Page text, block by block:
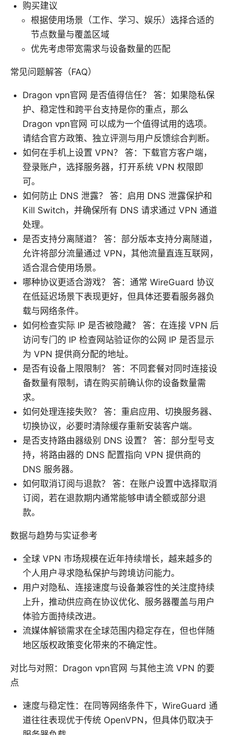
购买建议
根据使用场景（工作、学习、娱乐）选择合适的
节点数量与覆盖区域
优先考虑带宽需求与设备数量的匹配
常见问题解答（FAQ）
Dragon vpn官网 是否值得信任？ 答：如果隐私保
护、稳定性和跨平台支持是你的重点，那么
Dragon vpn官网 可以成为一个值得试用的选项。
请结合官方政策、独立评测与用户反馈综合判断。
如何在手机上设置 VPN？ 答：下载官方客户端，
登录账户，选择服务器，打开系统 VPN 权限即
可。
如何防止 DNS 泄露？ 答：启用 DNS 泄露保护和
Kill Switch，并确保所有 DNS 请求通过 VPN 通道
处理。
是否支持分离隧道？ 答：部分版本支持分离隧道，
允许将部分流量通过 VPN，其他流量直连互联网，
适合混合使用场景。
哪种协议更适合游戏？ 答：通常 WireGuard 协议
在低延迟场景下表现更好，但具体还要看服务器负
载与网络条件。
如何检查实际 IP 是否被隐藏？ 答：在连接 VPN 后
访问专门的 IP 检查网站验证你的公网 IP 是否显示
为 VPN 提供商分配的地址。
是否有设备上限限制？ 答：不同套餐对同时连接设
备数量有限制，请在购买前确认你的设备数量需
求。
如何处理连接失败？ 答：重启应用、切换服务器、
切换协议，必要时清除缓存重新安装客户端。
是否支持路由器级别 DNS 设置？ 答：部分型号支
持，将路由器的 DNS 配置指向 VPN 提供商的
DNS 服务器。
如何取消订阅与退款？ 答：在账户设置中选择取消
订阅，若在退款期内通常能够申请全额或部分退
款。
数据与趋势与实证参考
全球 VPN 市场规模在近年持续增长，越来越多的
个人用户寻求隐私保护与跨境访问能力。
用户对隐私、连接速度与设备兼容性的关注度持续
上升，推动供应商在协议优化、服务器覆盖与用户
体验方面持续改进。
流媒体解锁需求在全球范围内稳定存在，但也伴随
地区版权政策变化带来的不确定性。
对比与对照：Dragon vpn官网 与其他主流 VPN 的要
点
速度与稳定性：在同等网络条件下，WireGuard 通
道往往表现优于传统 OpenVPN，但具体仍取决于